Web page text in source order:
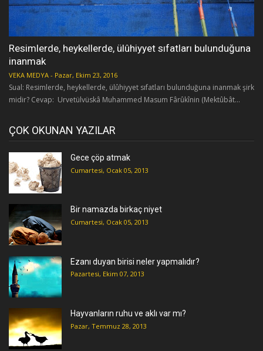
Resimlerde, heykellerde, ülûhiyyet sıfatları bulunduğuna
inanmak
VEKA MEDYA - Pazar, Ekim 23, 2016
Sual: Resimlerde, heykellerde, ülûhiyyet sıfatları bulunduğuna inanmak şirk
midir? Cevap: Urvetülvüskâ Muhammed Masum Fârûkînin (Mektûbât...
ÇOK OKUNAN YAZILAR
Gece çöp atmak
Cumartesi, Ocak 05, 2013
Bir namazda birkaç niyet
Cumartesi, Ocak 05, 2013
Ezanı duyan birisi neler yapmalıdır?
Pazartesi, Ekim 07, 2013
Hayvanların ruhu ve aklı var mı?
Pazar, Temmuz 28, 2013